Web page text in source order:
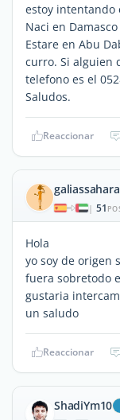
estoy intentando
Naci en
Estare en Abu
curro. Si alguien
telefono es el
Saludos.
Reaccionar
| 51
Hola
yo soy de origen
fuera sobretodo
gustaria
un saludo
Reaccionar
ShadiYm10